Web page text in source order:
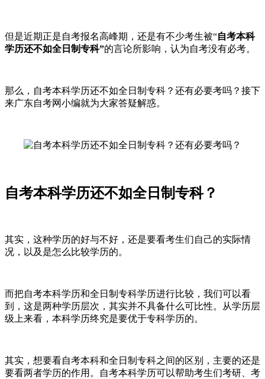
但是近期正是自考报名高峰期，还是有不少考生被“自考本科
学历还不如全日制专科”的言论所影响，认为自考没有必考。
那么，自考本科学历还不如全日制专科？还有必要考吗？接下
来广东自考网小编就为大家答疑解惑。
自考本科学历还不如全日制专科？
其实，这种学历的好与不好，还是要看考生们自己的实际情
况，以及是怎么比较学历的。
而把自考本科学历和全日制专科学历进行比较，我们可以看
到，这是两种学历层次，其实并不具备什么可比性。从学历层
级上来看，本科学历终究是要优于专科学历的。
其实，想要看自考本科和全日制专科之间的区别，主要的还是
要看两者学历的作用。自考本科学历可以帮助考生们考研、考